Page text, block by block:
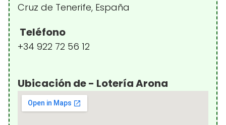
Cruz de Tenerife, España
Teléfono
+34 922 72 56 12
Ubicación de - Lotería Arona